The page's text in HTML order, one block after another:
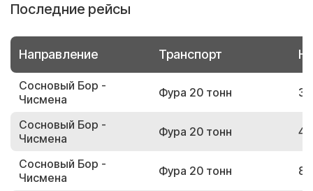
Последние рейсы
Направление Транспорт
Сосновый Бор -
Чисмена
Фура 20 тонн
Сосновый Бор -
Чисмена
Фура 20 тонн
Сосновый Бор -
Чисмена
Фура 20 тонн